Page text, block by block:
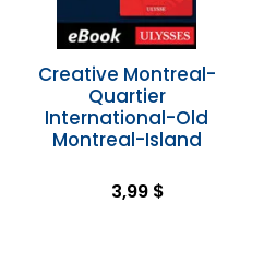
Creative Montreal-
Quartier
International-Old
Montreal-Island
3,99 $